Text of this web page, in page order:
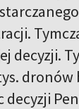
decyzji.